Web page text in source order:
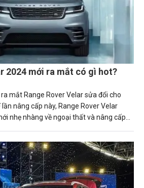
2024 mới ra mắt có gì hot?
mắt Range Rover Velar sửa đổi cho
nâng cấp này, Range Rover Velar
nhẹ nhàng về ngoại thất và nâng cấp